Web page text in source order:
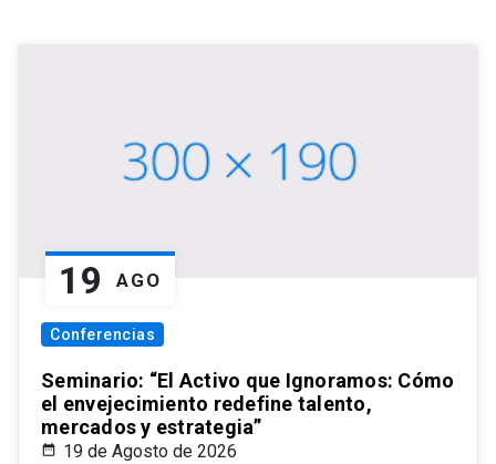
19 AGO
Conferencias
Seminario: “El Activo que Ignoramos: Cómo
el envejecimiento redefine talento,
mercados y estrategia”
19 de Agosto de 2026